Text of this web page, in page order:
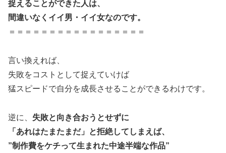
捉えることができた人は、
間違いなくイイ男・イイ女なのです。
＝＝＝＝＝＝＝＝＝＝＝＝＝＝＝＝＝
言い換えれば、
失敗をコストとして捉えていけば
猛スピードで自分を成長させることができるわけです。
逆に、 失敗と向き合おうとせずに
「あれはたまたまだ」と拒絶してしまえば、
”制作費をケチって生まれた中途半端な作品”